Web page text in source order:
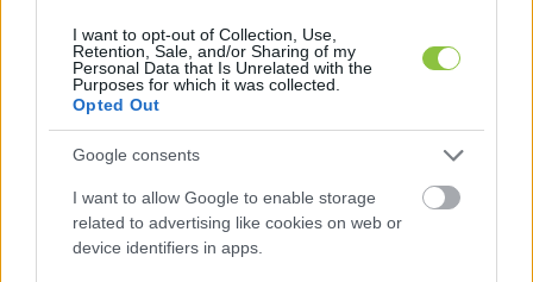
I want to opt-out of Collection, Use,
Retention, Sale, and/or Sharing of my
Personal Data that Is Unrelated with the
Purposes for which it was collected.
Opted Out
Google consents
I want to allow Google to enable storage
related to advertising like cookies on web or
device identifiers in apps.
Görög Márta igazságügyi miniszter ezzel
szemben (az MTI összefoglalója szerint) arról
beszélt, a javaslat célja az, hogy az új alkotmány
elfogadásáig tartó átmeneti időszakban
biztosítsa a demokratikus állami működés
alkotmányos feltételeit, és megteremtse azokat